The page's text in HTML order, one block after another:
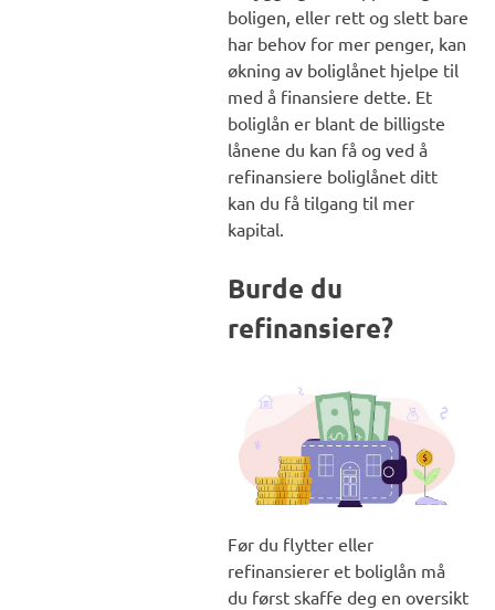
boligen, eller rett og slett bare
har behov for mer penger, kan
økning av boliglånet hjelpe til
med å finansiere dette. Et
boliglån er blant de billigste
lånene du kan få og ved å
refinansiere boliglånet ditt
kan du få tilgang til mer
kapital.
Burde du
refinansiere?
Før du flytter eller
refinansierer et boliglån må
du først skaffe deg en oversikt